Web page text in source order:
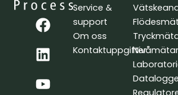
F
a
c
e
b
o
L
i
n
k
e
d
Y
o
u
t
u
b
Service &
support
Om oss
Kontaktuppgifter